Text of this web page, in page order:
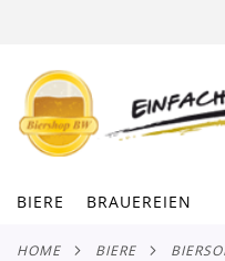
INHALT
BIERE BRAUEREIEN
HOME BIERE